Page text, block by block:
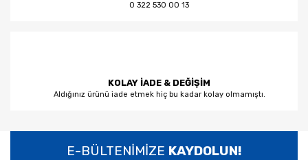
0 322 530 00 13
KOLAY İADE & DEĞİŞİM
Aldığınız ürünü iade etmek hiç bu kadar kolay olmamıştı.
E-BÜLTENİMİZE KAYDOLUN!